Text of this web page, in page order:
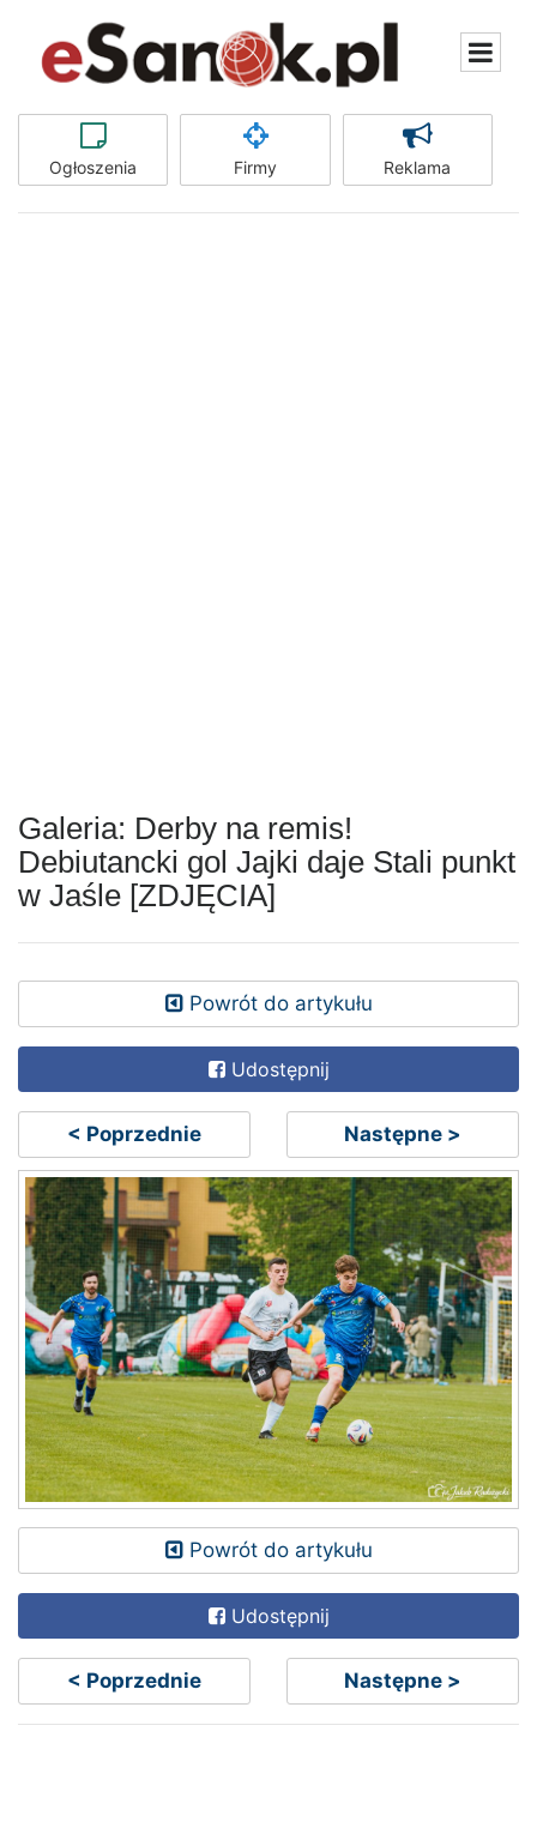
Ogłoszenia Firmy Reklama
Galeria: Derby na remis!
Debiutancki gol Jajki daje Stali punkt
w Jaśle [ZDJĘCIA]
Powrót do artykułu
Udostępnij
< Poprzednie Następne >
Powrót do artykułu
Udostępnij
< Poprzednie Następne >